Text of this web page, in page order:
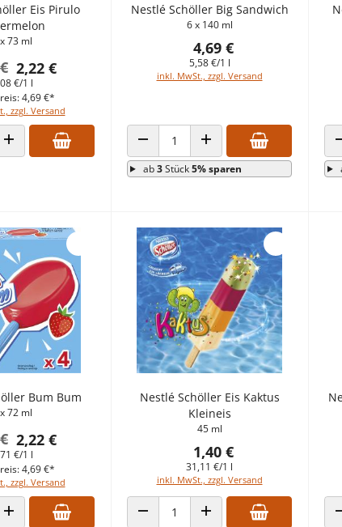
Eis Pirulo
73 ml
2,22 €
€/1 l
zzgl. Versand
4,69 €*
ANZAHL ERHÖHEN
Nestlé Schöller Big Sandwich
6 x 140 ml
4,69 €
5,58 €/1 l
inkl. MwSt., zzgl. Versand
ANZAHL VERRINGERNANZAHL ERHÖHEN
ab3Stück5% sparen
Bum Bum
72 ml
2,22 €
€/1 l
zzgl. Versand
4,69 €*
Nestlé Schöller Eis Kaktus
Kleineis
45 ml
1,40 €
31,11 €/1 l
inkl. MwSt., zzgl. Versand